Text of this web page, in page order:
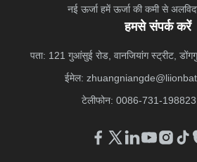
नई ऊर्जा हमें ऊर्जा की कमी से
हमसे संपर्क करें
पता: 121 गुआंसुई रोड, वानजियांग स्ट्रीट,
ईमेल:
टेलीफोन: 0086-731-